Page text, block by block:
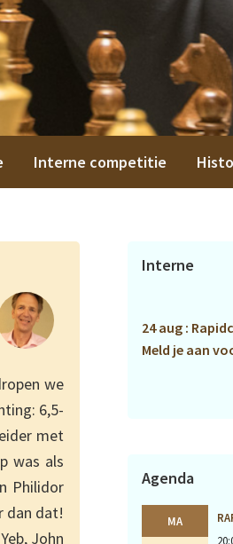
Interne competitie
we
6,5-
met
was als
Philidor
dan dat!
John
Primaire
Interne
24 aug :
Meld je aan
Agenda
MA